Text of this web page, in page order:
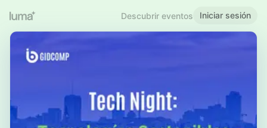
Descubrir eventos Iniciar sesión